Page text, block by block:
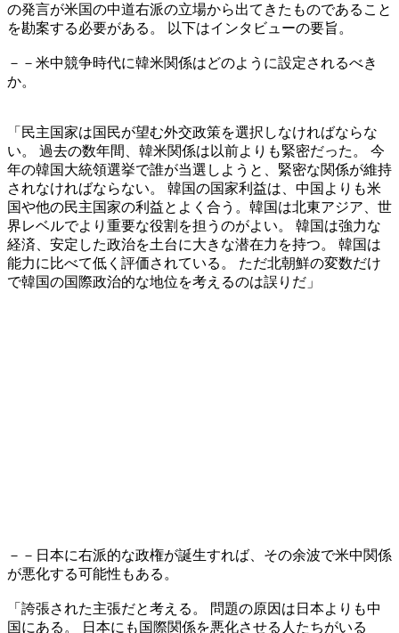
の発言が米国の中道右派の立場から出てきたものであること
を勘案する必要がある。 以下はインタビューの要旨。
－－米中競争時代に韓米関係はどのように設定されるべき
か。
「民主国家は国民が望む外交政策を選択しなければならな
い。 過去の数年間、韓米関係は以前よりも緊密だった。 今
年の韓国大統領選挙で誰が当選しようと、緊密な関係が維持
されなければならない。 韓国の国家利益は、中国よりも米
国や他の民主国家の利益とよく合う。韓国は北東アジア、世
界レベルでより重要な役割を担うのがよい。 韓国は強力な
経済、安定した政治を土台に大きな潜在力を持つ。 韓国は
能力に比べて低く評価されている。 ただ北朝鮮の変数だけ
で韓国の国際政治的な地位を考えるのは誤りだ」
－－日本に右派的な政権が誕生すれば、その余波で米中関係
が悪化する可能性もある。
「誇張された主張だと考える。 問題の原因は日本よりも中
国にある。 日本にも国際関係を悪化させる人たちがいる